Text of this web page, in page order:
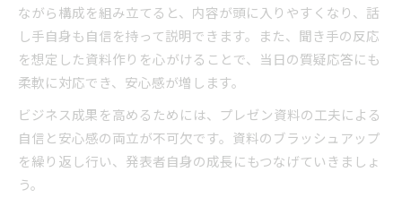
ながら構成を組み立てると、内容が頭に入りやすくなり、話
し手自身も自信を持って説明できます。また、聞き手の反応
を想定した資料作りを心がけることで、当日の質疑応答にも
柔軟に対応でき、安心感が増します。
ビジネス成果を高めるためには、プレゼン資料の工夫による
自信と安心感の両立が不可欠です。資料のブラッシュアップ
を繰り返し行い、発表者自身の成長にもつなげていきましょ
う。